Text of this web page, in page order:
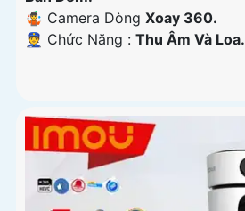
🤹 Camera Dòng Xoay 360.
️👮 Chức Năng : Thu Âm Và Loa.